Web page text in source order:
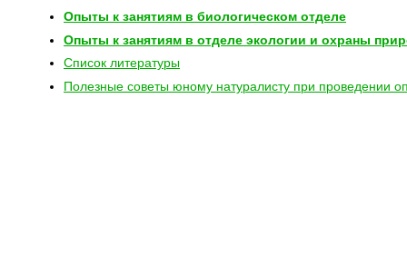
Опыты к занятиям в биологическом отделе
Опыты к занятиям в отделе экологии и охраны
Список литературы
Полезные советы юному натуралисту при проведении